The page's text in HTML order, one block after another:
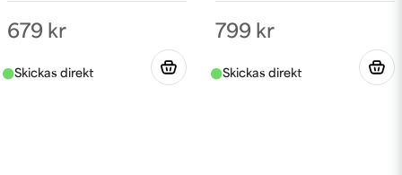
679 kr 799 kr